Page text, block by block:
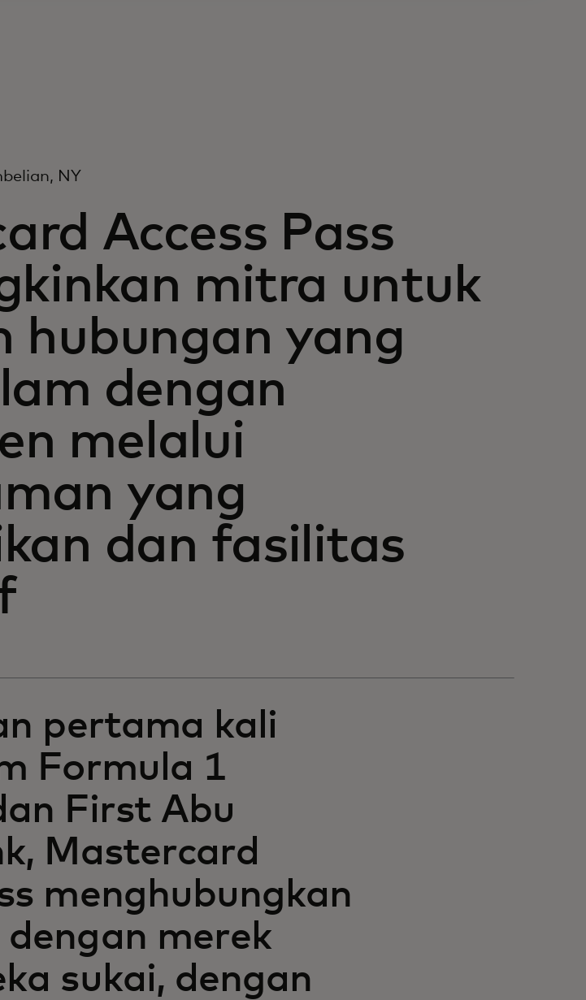
NY
Access Pass
mitra untuk
hubungan yang
dengan
melalui
yang
dan fasilitas
pertama kali
Formula 1
First Abu
Mastercard
menghubungkan
dengan merek
sukai, dengan